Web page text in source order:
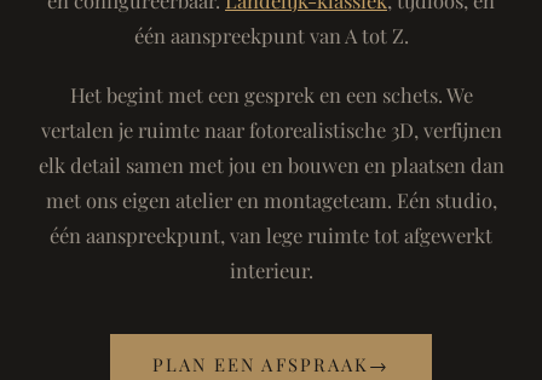
één aanspreekpunt van A tot Z.
Het begint met een gesprek en een schets. We
vertalen je ruimte naar fotorealistische 3D, verfijnen
elk detail samen met jou en bouwen en plaatsen dan
met ons eigen atelier en montageteam. Eén studio,
één aanspreekpunt, van lege ruimte tot afgewerkt
interieur.
PLAN EEN AFSPRAAK →